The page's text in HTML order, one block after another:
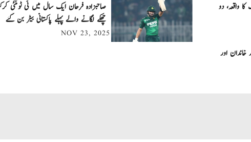
واقعہ، دو
چھکے لگانے والے پہلے پاکستانی بیٹر بن گئے
NOV 23, 2025
خاندان اور